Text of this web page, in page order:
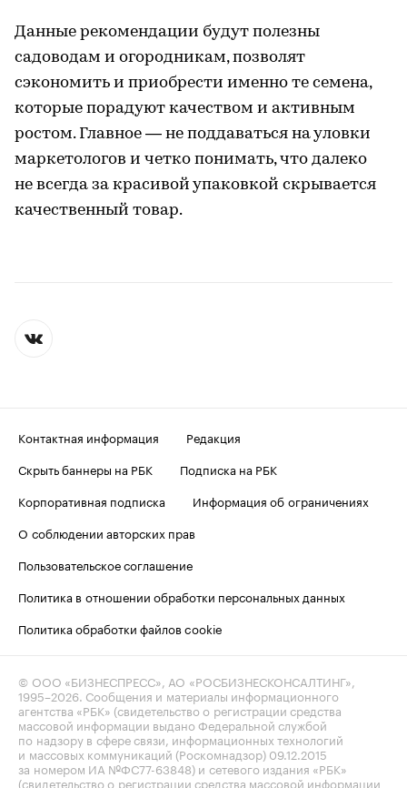
Данные рекомендации будут полезны
садоводам и огородникам, позволят
сэкономить и приобрести именно те семена,
которые порадуют качеством и активным
ростом. Главное — не поддаваться на уловки
маркетологов и четко понимать, что далеко
не всегда за красивой упаковкой скрывается
качественный товар.
Контактная информация
Редакция
Скрыть баннеры на РБК
Подписка на РБК
Корпоративная подписка
Информация об ограничениях
О соблюдении авторских прав
Пользовательское соглашение
Политика в отношении обработки персональных данных
Политика обработки файлов cookie
© ООО «БИЗНЕСПРЕСС», АО «РОСБИЗНЕСКОНСАЛТИНГ»,
1995–2026. Сообщения и материалы информационного
агентства «РБК» (свидетельство о регистрации средства
массовой информации выдано Федеральной службой
по надзору в сфере связи, информационных технологий
и массовых коммуникаций (Роскомнадзор) 09.12.2015
за номером ИА №ФС77-63848) и сетевого издания «РБК»
(свидетельство о регистрации средства массовой информации